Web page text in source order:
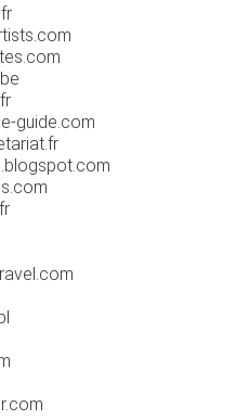
guide.com